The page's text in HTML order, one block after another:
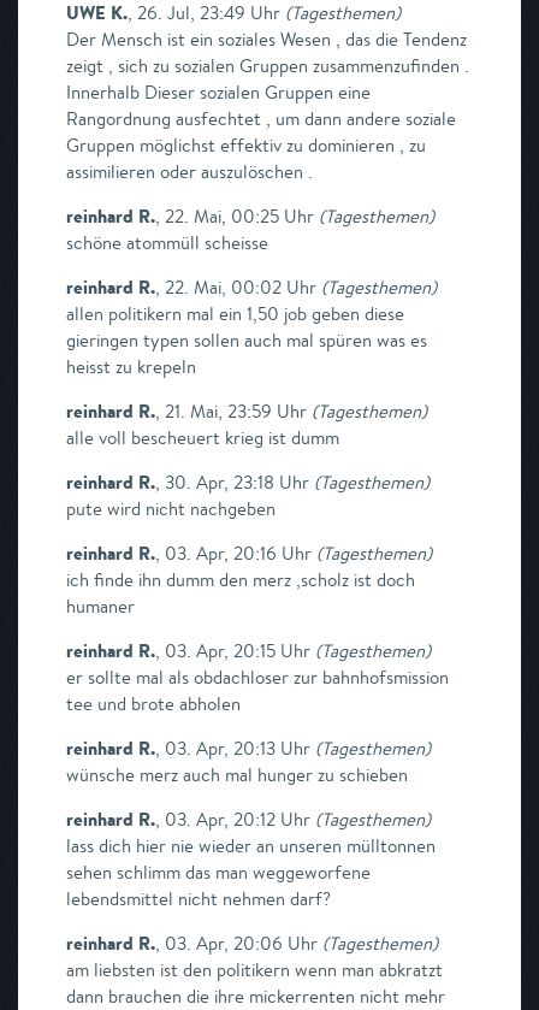
UWE K., 26. Jul, 23:49 Uhr (Tagesthemen)
Der Mensch ist ein soziales Wesen , das die Tendenz
zeigt , sich zu sozialen Gruppen zusammenzufinden .
Innerhalb Dieser sozialen Gruppen eine
Rangordnung ausfechtet , um dann andere soziale
Gruppen möglichst effektiv zu dominieren , zu
assimilieren oder auszulöschen .
reinhard R., 22. Mai, 00:25 Uhr (Tagesthemen)
schöne atommüll scheisse
reinhard R., 22. Mai, 00:02 Uhr (Tagesthemen)
allen politikern mal ein 1,50 job geben diese
gieringen typen sollen auch mal spüren was es
heisst zu krepeln
reinhard R., 21. Mai, 23:59 Uhr (Tagesthemen)
alle voll bescheuert krieg ist dumm
reinhard R., 30. Apr, 23:18 Uhr (Tagesthemen)
pute wird nicht nachgeben
reinhard R., 03. Apr, 20:16 Uhr (Tagesthemen)
ich finde ihn dumm den merz ,scholz ist doch
humaner
reinhard R., 03. Apr, 20:15 Uhr (Tagesthemen)
er sollte mal als obdachloser zur bahnhofsmission
tee und brote abholen
reinhard R., 03. Apr, 20:13 Uhr (Tagesthemen)
wünsche merz auch mal hunger zu schieben
reinhard R., 03. Apr, 20:12 Uhr (Tagesthemen)
lass dich hier nie wieder an unseren mülltonnen
sehen schlimm das man weggeworfene
lebendsmittel nicht nehmen darf?
reinhard R., 03. Apr, 20:06 Uhr (Tagesthemen)
am liebsten ist den politikern wenn man abkratzt
dann brauchen die ihre mickerrenten nicht mehr